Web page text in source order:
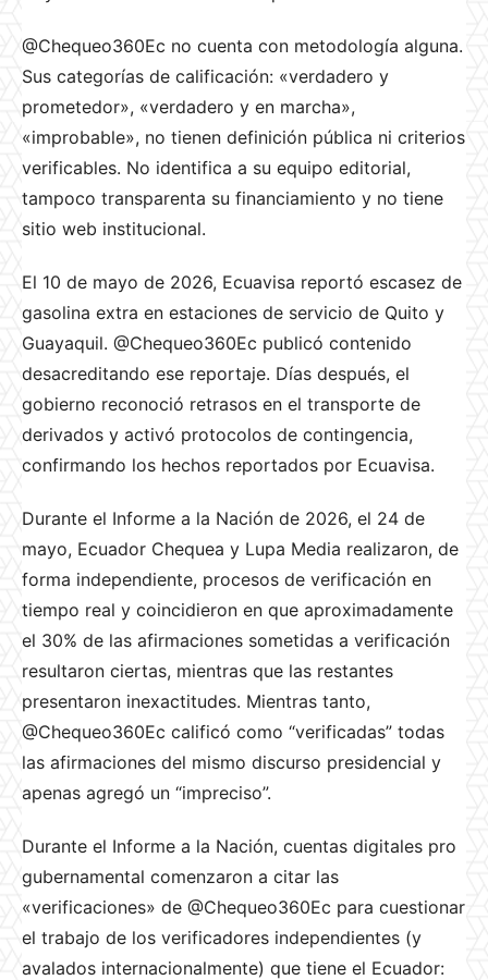
@Chequeo360Ec no cuenta con metodología alguna.
Sus categorías de calificación: «verdadero y
prometedor», «verdadero y en marcha»,
«improbable», no tienen definición pública ni criterios
verificables. No identifica a su equipo editorial,
tampoco transparenta su financiamiento y no tiene
sitio web institucional.
El 10 de mayo de 2026, Ecuavisa reportó escasez de
gasolina extra en estaciones de servicio de Quito y
Guayaquil. @Chequeo360Ec publicó contenido
desacreditando ese reportaje. Días después, el
gobierno reconoció retrasos en el transporte de
derivados y activó protocolos de contingencia,
confirmando los hechos reportados por Ecuavisa.
Durante el Informe a la Nación de 2026, el 24 de
mayo, Ecuador Chequea y Lupa Media realizaron, de
forma independiente, procesos de verificación en
tiempo real y coincidieron en que aproximadamente
el 30% de las afirmaciones sometidas a verificación
resultaron ciertas, mientras que las restantes
presentaron inexactitudes. Mientras tanto,
@Chequeo360Ec calificó como “verificadas” todas
las afirmaciones del mismo discurso presidencial y
apenas agregó un “impreciso”.
Durante el Informe a la Nación, cuentas digitales pro
gubernamental comenzaron a citar las
«verificaciones» de @Chequeo360Ec para cuestionar
el trabajo de los verificadores independientes (y
avalados internacionalmente) que tiene el Ecuador: